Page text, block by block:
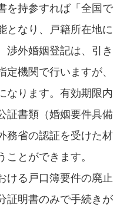
を持参すれば「全国で
となり、戸籍所在地に
渉外婚姻登記は、引き
機関で行いますが、
なります。有効期限内
証書類（婚姻要件具備
務省の認証を受けた材
とができます。
ける戸口簿要件の廃止
証明書のみで手続きが